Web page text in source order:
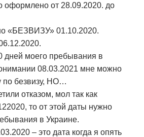
оформлено от 28.09.2020. до
«БЕЗВИЗУ» 01.10.2020.
дней моего пребывания в
08.03.2021 мне можно
по безвизу, НО…
отказом, мол так как
то от этой даты нужно
в Украине.
– это дата когда я опять